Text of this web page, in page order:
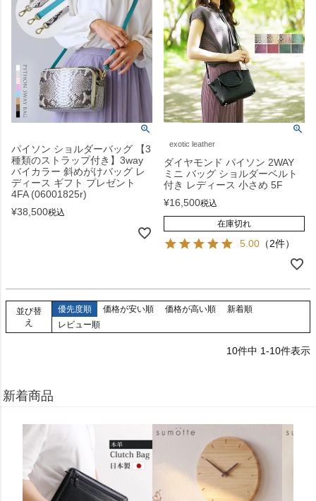
パイソン ショルダーバッグ 【3
種類のストラップ付き】3way
バイカラー 斜めがけバッグ レ
ディース ギフト プレゼント
4FA (06001825r)
¥38,500税込
exotic leather
ダイヤモンド パイソン 2WAY
ミニ バッグ ショルダーベルト
付き レディース 小さめ 5F
¥16,500税込
在庫切れ
5.00 （2件）
並び替
え
優先度順 価格が安い順 価格が高い順
新着順
レビュー順
10件中 1-10件表示
新着商品